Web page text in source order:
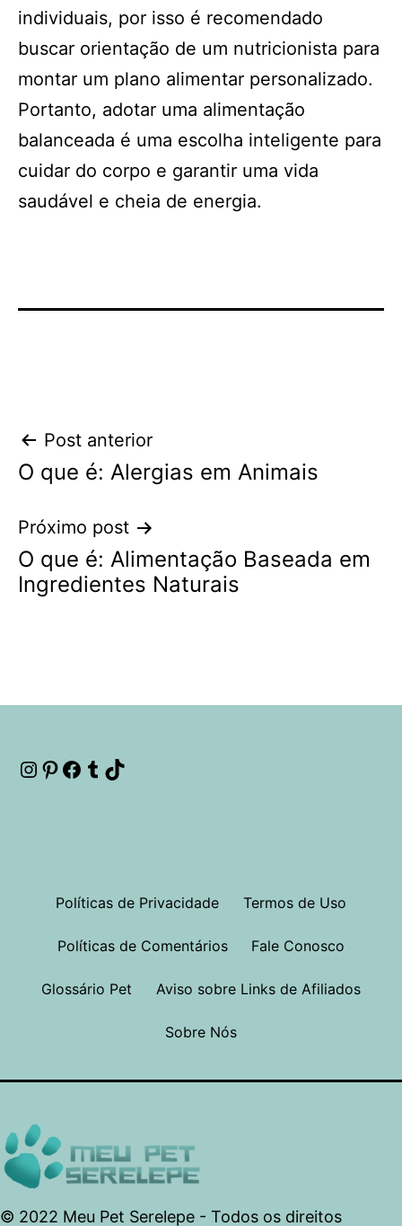
individuais, por isso é recomendado
buscar orientação de um nutricionista para
montar um plano alimentar personalizado.
Portanto, adotar uma alimentação
balanceada é uma escolha inteligente para
cuidar do corpo e garantir uma vida
saudável e cheia de energia.
Navegação
de
Post
Post anterior
O que é: Alergias em Animais
Próximo post
O que é: Alimentação Baseada em
Ingredientes Naturais
Instagram
Pinterest
Facebook
Tumblr
Políticas de Privacidade Termos de Uso
Políticas de Comentários Fale Conosco
Glossário Pet Aviso sobre Links de Afiliados
Sobre Nós
© 2022 Meu Pet Serelepe - Todos os direitos